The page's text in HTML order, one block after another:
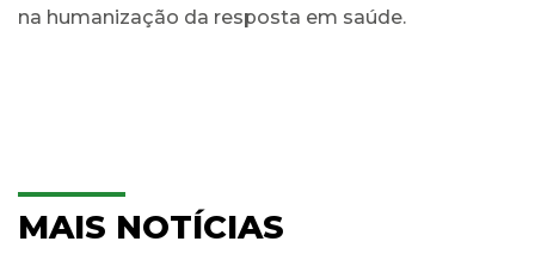
na humanização da resposta em saúde.
MAIS NOTÍCIAS